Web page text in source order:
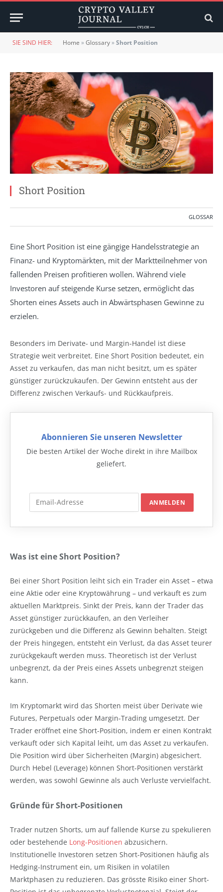
SIE SIND HIER: Home »Glossary»Short Position
Short Position
GLOSSAR
Eine Short Position ist eine gängige Handelsstrategie an
Finanz- und Kryptomärkten, mit der Marktteilnehmer von
fallenden Preisen profitieren wollen. Während viele
Investoren auf steigende Kurse setzen, ermöglicht das
Shorten eines Assets auch in Abwärtsphasen Gewinne zu
erzielen.
Besonders im Derivate- und Margin-Handel ist diese
Strategie weit verbreitet. Eine Short Position bedeutet, ein
Asset zu verkaufen, das man nicht besitzt, um es später
günstiger zurückzukaufen. Der Gewinn entsteht aus der
Differenz zwischen Verkaufs- und Rückkaufpreis.
Abonnieren Sie unseren Newsletter
Die besten Artikel der Woche direkt in ihre Mailbox
geliefert.
Was ist eine Short Position?
Bei einer Short Position leiht sich ein Trader ein Asset – etwa
eine Aktie oder eine Kryptowährung – und verkauft es zum
aktuellen Marktpreis. Sinkt der Preis, kann der Trader das
Asset günstiger zurückkaufen, an den Verleiher
zurückgeben und die Differenz als Gewinn behalten. Steigt
der Preis hingegen, entsteht ein Verlust, da das Asset teurer
zurückgekauft werden muss. Theoretisch ist der Verlust
unbegrenzt, da der Preis eines Assets unbegrenzt steigen
kann.
Im Kryptomarkt wird das Shorten meist über Derivate wie
Futures, Perpetuals oder Margin-Trading umgesetzt. Der
Trader eröffnet eine Short-Position, indem er einen Kontrakt
verkauft oder sich Kapital leiht, um das Asset zu verkaufen.
Die Position wird über Sicherheiten (Margin) abgesichert.
Durch Hebel (Leverage) können Short-Positionen verstärkt
werden, was sowohl Gewinne als auch Verluste vervielfacht.
Gründe für Short-Positionen
Trader nutzen Shorts, um auf fallende Kurse zu spekulieren
oder bestehende Long-Positionen abzusichern.
Institutionelle Investoren setzen Short-Positionen häufig als
Hedging-Instrument ein, um Risiken in volatilen
Marktphasen zu reduzieren. Das grösste Risiko einer Short-